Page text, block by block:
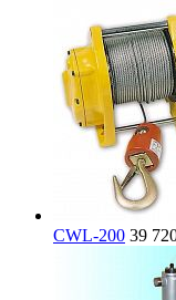
CWL-200 39